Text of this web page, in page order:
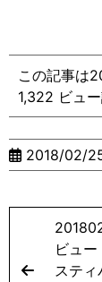
この記事は
1,322 ビュー
2018/02/
ビュ
スティ